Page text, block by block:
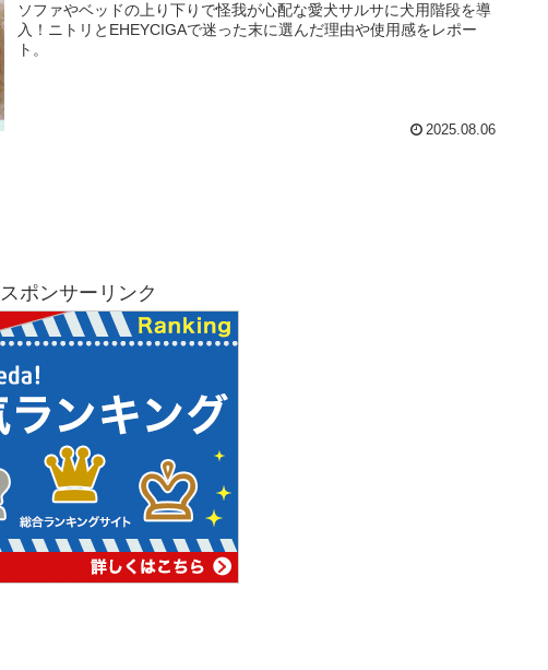
ソファやベッドの上り下りで怪我が心配な愛犬サルサに犬用階段を導
入！ニトリとEHEYCIGAで迷った末に選んだ理由や使用感をレポー
ト。
2025.08.06
スポンサーリンク